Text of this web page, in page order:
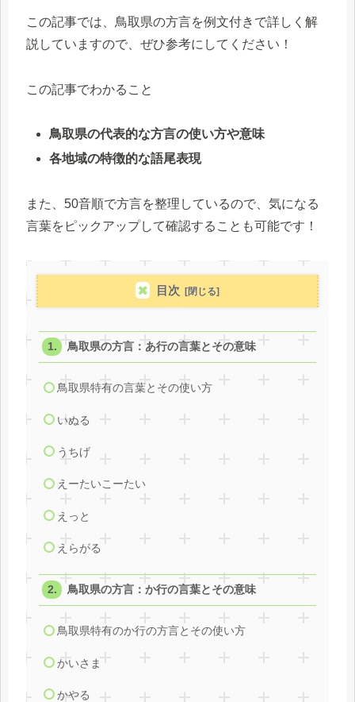
この記事では、鳥取県の方言を例文付きで詳しく解
説していますので、ぜひ参考にしてください！
この記事でわかること
鳥取県の代表的な方言の使い方や意味
各地域の特徴的な語尾表現
また、50音順で方言を整理しているので、気になる
言葉をピックアップして確認することも可能です！
目次
鳥取県の方言：あ行の言葉とその意味
鳥取県特有の言葉とその使い方
いぬる
うちげ
えーたいこーたい
えっと
えらがる
鳥取県の方言：か行の言葉とその意味
鳥取県特有のか行の方言とその使い方
かいさま
かやる